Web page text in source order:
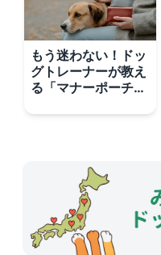
もう迷わない！ドッ
グトレーナーが教え
る「マナーポーチ」
徹底比較